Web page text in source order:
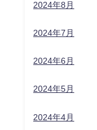
2024年8月
2024年7月
2024年6月
2024年5月
2024年4月